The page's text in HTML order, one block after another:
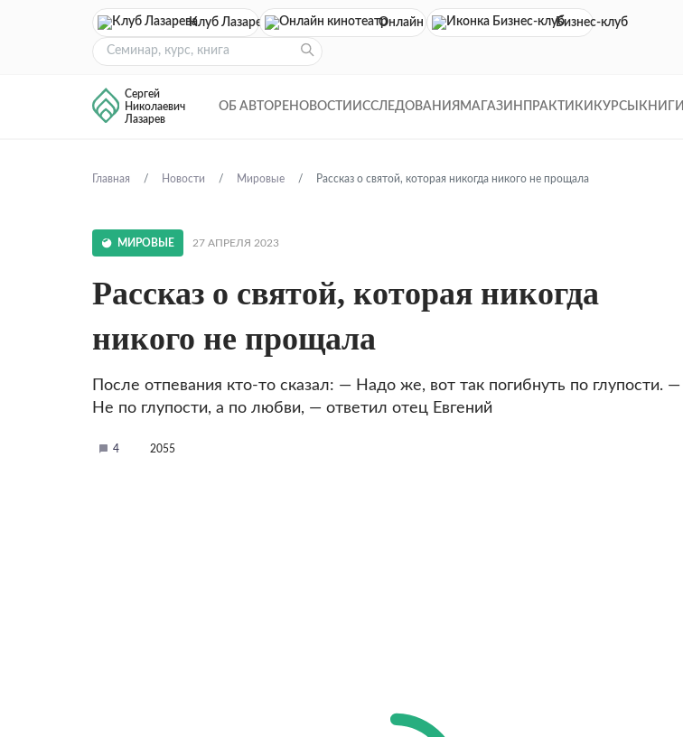
Клуб Лазарева Онлайн кинотеатр
Бизнес-клуб
Сергей
Николаевич
Лазарев
ОБ АВТОРЕ НОВОСТИ ИССЛЕДОВАНИЯ МАГАЗИН ПРАКТИКИ КУРСЫ КНИГИ
Главная Новости Мировые Рассказ о святой, которая никогда никого не прощала
МИРОВЫЕ 27 АПРЕЛЯ 2023
Рассказ о святой, которая никогда
никого не прощала
После отпевания кто-то сказал: — Надо же, вот так погибнуть по глупости. —
Не по глупости, а по любви, — ответил отец Евгений
4 2055